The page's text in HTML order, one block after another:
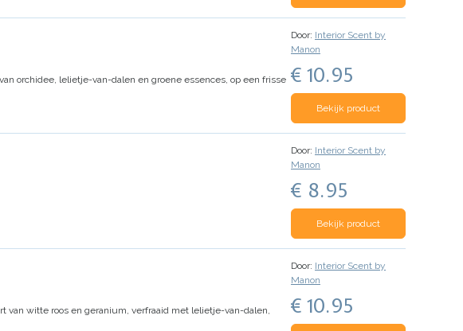
orchidee, lelietje-van-dalen en groene essences, op een frisse
Door: Interior Scent by
Manon
€ 10.95
Bekijk product
Door: Interior Scent by
Manon
€ 8.95
Bekijk product
van witte roos en geranium, verfraaid met lelietje-van-dalen,
Door: Interior Scent by
Manon
€ 10.95